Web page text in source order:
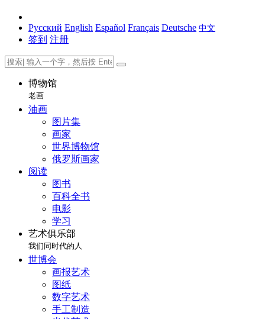
Русский English Español Français Deutsche 中文
签到 注册
博物馆
老画
油画
图片集
画家
世界博物馆
俄罗斯画家
阅读
图书
百科全书
电影
学习
艺术俱乐部
我们同时代的人
世博会
画报艺术
图纸
数字艺术
手工制造